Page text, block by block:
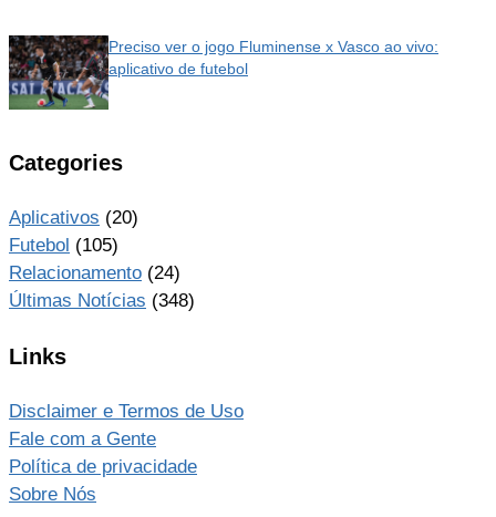
Preciso ver o jogo Fluminense x Vasco ao vivo:
aplicativo de futebol
Categories
Aplicativos (20)
Futebol (105)
Relacionamento (24)
Últimas Notícias (348)
Links
Disclaimer e Termos de Uso
Fale com a Gente
Política de privacidade
Sobre Nós